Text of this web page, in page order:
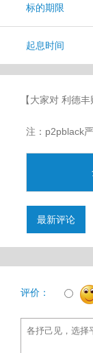
标的期限
起息时间
【大家对 利德丰
注：p2pblack
最新评论
评价：